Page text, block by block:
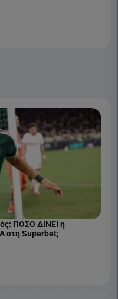
ΠΟΣΟ ΔΙΝΕΙ η
στη Superbet;